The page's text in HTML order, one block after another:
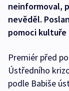
neinformoval,
nevěděl.
pomoci kultuře
Premiér před
Ústředního
podle Babiše